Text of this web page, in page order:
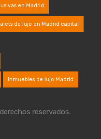
en Madrid
de lujo en Madrid capital
Inmuebles de lujo Madrid
reservados.